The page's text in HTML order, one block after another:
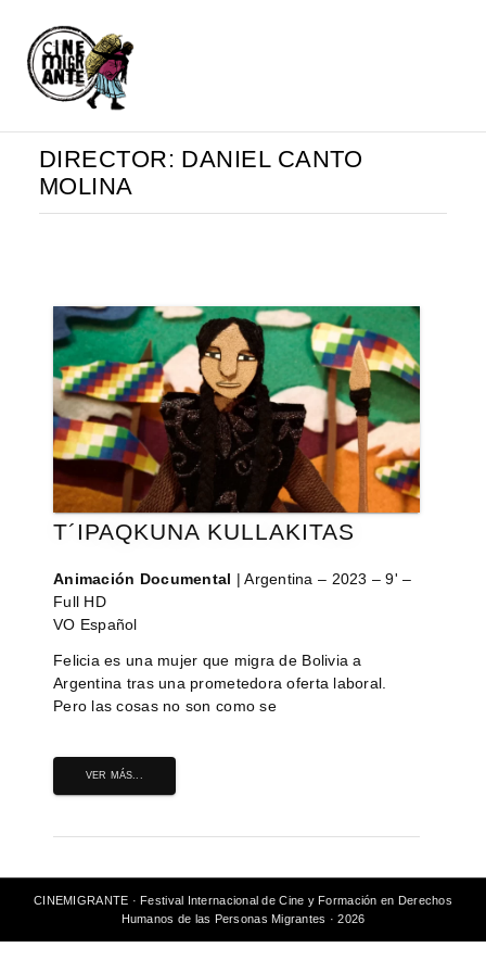
DIRECTOR: DANIEL CANTO
MOLINA
T´IPAQKUNA KULLAKITAS
Animación Documental
| Argentina – 2023 – 9' –
Full HD
VO Español
Felicia es una mujer que migra de Bolivia a
Argentina tras una prometedora oferta laboral.
Pero las cosas no son como se
VER MÁS...
CINEMIGRANTE · Festival Internacional de Cine y Formación en Derechos
Humanos de las Personas Migrantes · 2026